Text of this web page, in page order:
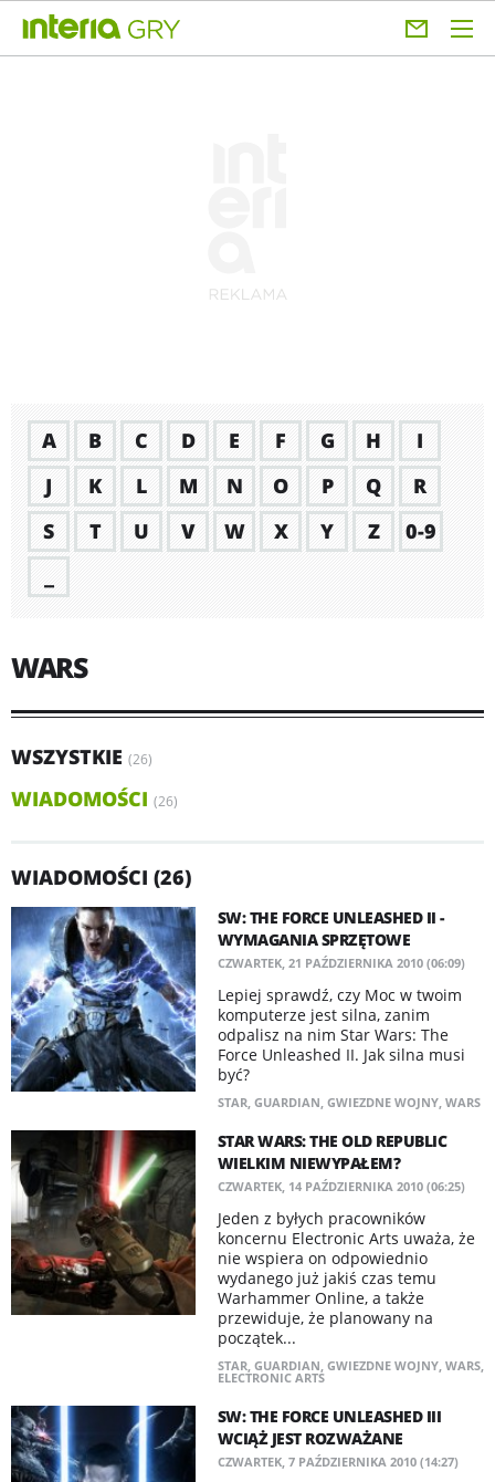
A B C D E F G H
I
J
K L M N O P Q
R
S
T U V W X Y Z
0-9
WARS
WSZYSTKIE (26)
WIADOMOŚCI (26)
WIADOMOŚCI (26)
SW: THE FORCE UNLEASHED II -
WYMAGANIA SPRZĘTOWE
CZWARTEK, 21 PAŹDZIERNIKA 2010 (06:09)
Lepiej sprawdź, czy Moc w twoim
komputerze jest silna, zanim
odpalisz na nim Star Wars: The
Force Unleashed II. Jak silna musi
być?
STAR, GUARDIAN, GWIEZDNE WOJNY, WARS
STAR WARS: THE OLD REPUBLIC
WIELKIM NIEWYPAŁEM?
CZWARTEK, 14 PAŹDZIERNIKA 2010 (06:25)
Jeden z byłych pracowników
koncernu Electronic Arts uważa, że
nie wspiera on odpowiednio
wydanego już jakiś czas temu
Warhammer Online, a także
przewiduje, że planowany na
początek...
STAR, GUARDIAN, GWIEZDNE WOJNY, WARS,
ELECTRONIC ARTS
SW: THE FORCE UNLEASHED III
WCIĄŻ JEST ROZWAŻANE
CZWARTEK, 7 PAŹDZIERNIKA 2010 (14:27)